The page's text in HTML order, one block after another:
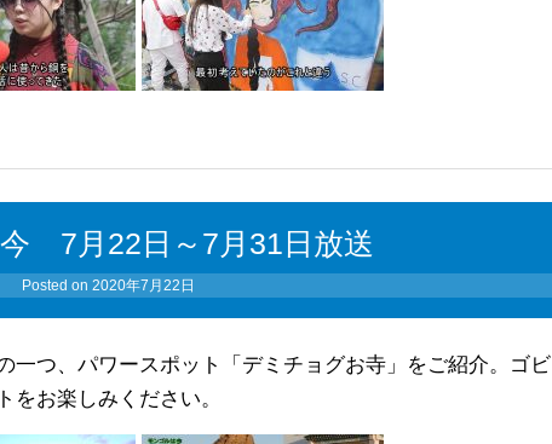
7月22日～7月31日放送
Posted on2020年7月22日
一つ、パワースポット「デミチョグお寺」をご紹介。ゴビ
をお楽しみください。